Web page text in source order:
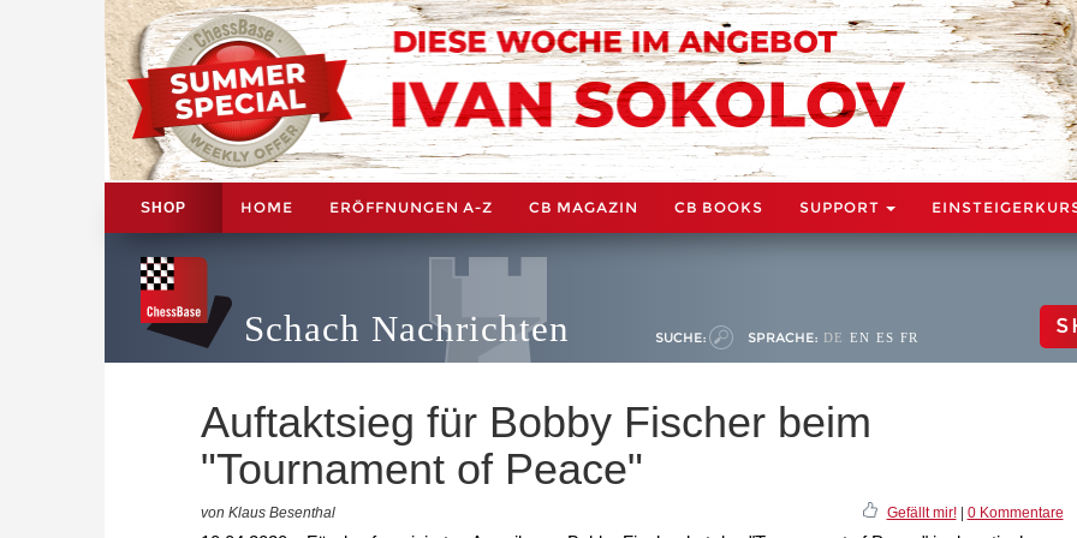
SHOP HOME ERÖFFNUNGEN A-Z CB MAGAZIN CB BOOKS SUPPORT
Schach Nachrichten SUCHE: SPRACHE: DE EN ES FR
Auftaktsieg für Bobby Fischer beim
"Tournament of Peace"
von Klaus Besenthal Gefällt mir!| 0 Kommentare